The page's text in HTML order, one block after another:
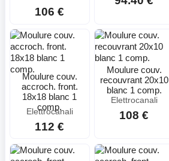
106 €
Moulure couv.
accroch. front.
18x18 blanc 1
comp.
Elettrocanali
112 €
Moulure couv.
recouvrant 20x10
blanc 1 comp.
Elettrocanali
108 €